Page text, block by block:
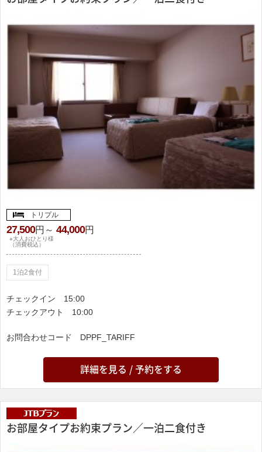
トリプル
27,500円～ 44,000円
※大人おひとり様
（消費税込）
1泊2食付
チェックイン
15:00
チェックアウト
10:00
詳細を見る / 予約をする
お問合わせコード DPPF_TARIFF
お部屋タイプお約束プラン／一泊二食付き